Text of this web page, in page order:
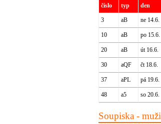
číslo typ den
3 aB ne 14.6.
10 aB po 15.6.
20 aB út 16.6.
30 aQF čt 18.6.
37 aPL pá 19.6.
48 a5 so 20.6.
Soupiska - muži